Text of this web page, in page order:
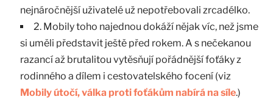
nejnáročnější uživatelé už nepotřebovali zrcadélko.
2. Mobily toho najednou dokáží nějak víc, než jsme
si uměli představit ještě před rokem. A s nečekanou
razancí až brutalitou vytěsňují pořádnější foťáky z
rodinného a dílem i cestovatelského focení (viz
Mobily útočí, válka proti foťákům nabírá na síle.)